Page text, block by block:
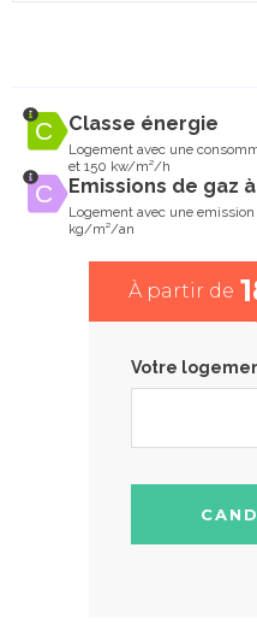
Classe énergie
Logement avec une
et 150 kw/m²/h
Emissions de gaz
Logement avec une
kg/m²/an
À partir de
Votre